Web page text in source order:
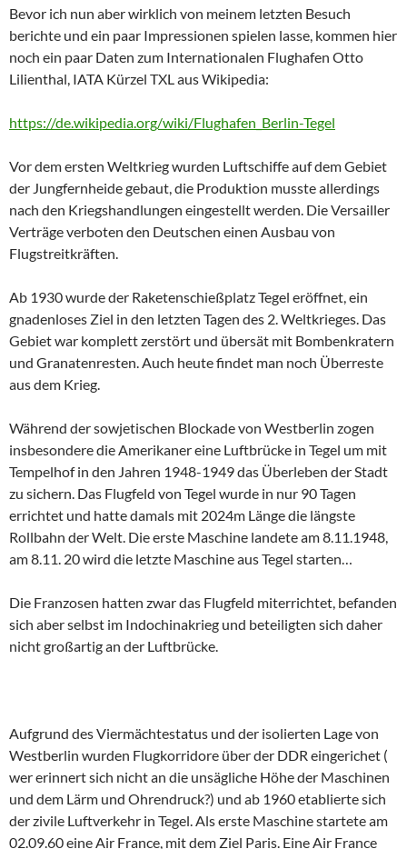
Bevor ich nun aber wirklich von meinem letzten Besuch
berichte und ein paar Impressionen spielen lasse, kommen hier
noch ein paar Daten zum Internationalen Flughafen Otto
Lilienthal, IATA Kürzel TXL aus Wikipedia:
https://de.wikipedia.org/wiki/Flughafen_Berlin-Tegel
Vor dem ersten Weltkrieg wurden Luftschiffe auf dem Gebiet
der Jungfernheide gebaut, die Produktion musste allerdings
nach den Kriegshandlungen eingestellt werden. Die Versailler
Verträge verboten den Deutschen einen Ausbau von
Flugstreitkräften.
Ab 1930 wurde der Raketenschießplatz Tegel eröffnet, ein
gnadenloses Ziel in den letzten Tagen des 2. Weltkrieges. Das
Gebiet war komplett zerstört und übersät mit Bombenkratern
und Granatenresten. Auch heute findet man noch Überreste
aus dem Krieg.
Während der sowjetischen Blockade von Westberlin zogen
insbesondere die Amerikaner eine Luftbrücke in Tegel um mit
Tempelhof in den Jahren 1948-1949 das Überleben der Stadt
zu sichern. Das Flugfeld von Tegel wurde in nur 90 Tagen
errichtet und hatte damals mit 2024m Länge die längste
Rollbahn der Welt. Die erste Maschine landete am 8.11.1948,
am 8.11. 20 wird die letzte Maschine aus Tegel starten…
Die Franzosen hatten zwar das Flugfeld miterrichtet, befanden
sich aber selbst im Indochinakrieg und beteiligten sich daher
nicht großartig an der Luftbrücke.
Aufgrund des Viermächtestatus und der isolierten Lage von
Westberlin wurden Flugkorridore über der DDR eingerichet (
wer erinnert sich nicht an die unsägliche Höhe der Maschinen
und dem Lärm und Ohrendruck?) und ab 1960 etablierte sich
der zivile Luftverkehr in Tegel. Als erste Maschine startete am
02.09.60 eine Air France, mit dem Ziel Paris. Eine Air France